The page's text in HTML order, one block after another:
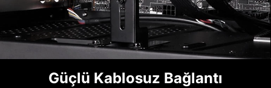
Güçlü Kablosuz Bağlantı